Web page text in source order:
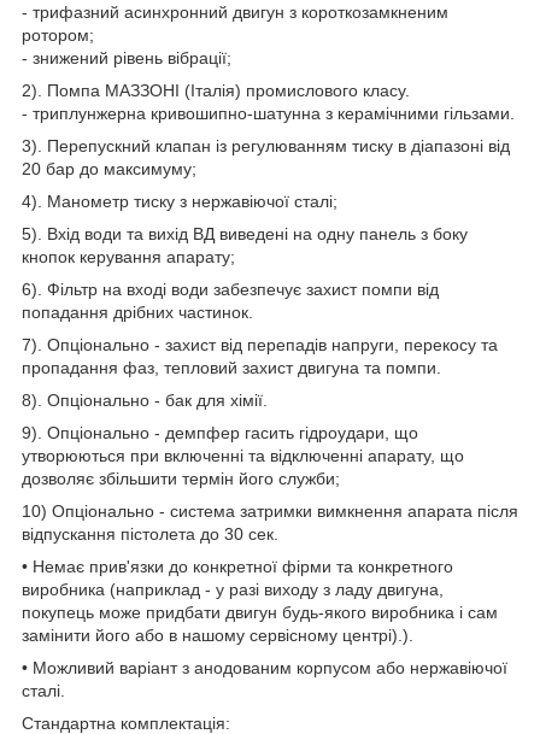
- трифазний асинхронний двигун з короткозамкненим
ротором;
- знижений рівень вібрації;
2). Помпа МАЗЗОНІ (Італія) промислового класу.
- триплунжерна кривошипно-шатунна з керамічними гільзами.
3). Перепускний клапан із регулюванням тиску в діапазоні від
20 бар до максимуму;
4). Манометр тиску з нержавіючої сталі;
5). Вхід води та вихід ВД виведені на одну панель з боку
кнопок керування апарату;
6). Фільтр на вході води забезпечує захист помпи від
попадання дрібних частинок.
7). Опціонально - захист від перепадів напруги, перекосу та
пропадання фаз, тепловий захист двигуна та помпи.
8). Опціонально - бак для хімії.
9). Опціонально - демпфер гасить гідроудари, що
утворюються при включенні та відключенні апарату, що
дозволяє збільшити термін його служби;
10) Опціонально - система затримки вимкнення апарата після
відпускання пістолета до 30 сек.
• Немає прив'язки до конкретної фірми та конкретного
виробника (наприклад - у разі виходу з ладу двигуна,
покупець може придбати двигун будь-якого виробника і сам
замінити його або в нашому сервісному центрі).).
• Можливий варіант з анодованим корпусом або нержавіючої
сталі.
Стандартна комплектація: